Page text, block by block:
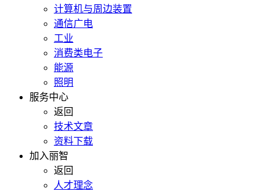
计算机与周边装置
通信广电
工业
消费类电子
能源
照明
服务中心
返回
技术文章
资料下载
加入丽智
返回
人才理念